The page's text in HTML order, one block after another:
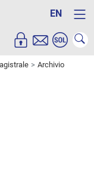
EN
Archivio